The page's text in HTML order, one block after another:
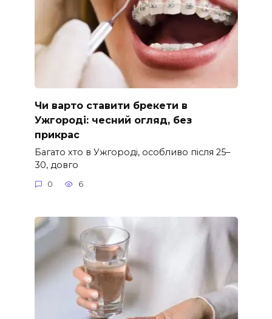
Чи варто ставити брекети в
Ужгороді: чесний огляд, без
прикрас
Багато хто в Ужгороді, особливо після 25–
30, довго
0 6